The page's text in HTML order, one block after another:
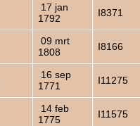
17 jan
1792
I8371
09 mrt
1808
I8166
16 sep
1771
I11275
14 feb
1775
I11575